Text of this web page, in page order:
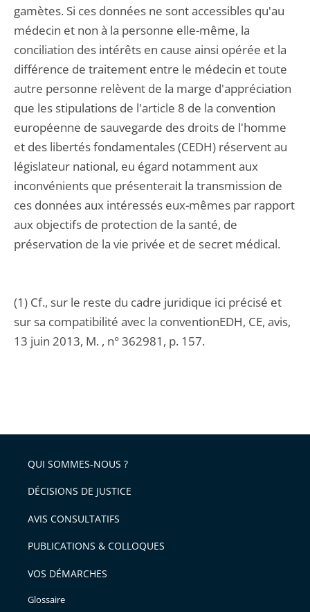
gamètes. Si ces données ne sont accessibles qu'au
médecin et non à la personne elle-même, la
conciliation des intérêts en cause ainsi opérée et la
différence de traitement entre le médecin et toute
autre personne relèvent de la marge d'appréciation
que les stipulations de l'article 8 de la convention
européenne de sauvegarde des droits de l'homme
et des libertés fondamentales (CEDH) réservent au
législateur national, eu égard notamment aux
inconvénients que présenterait la transmission de
ces données aux intéressés eux-mêmes par rapport
aux objectifs de protection de la santé, de
préservation de la vie privée et de secret médical.
(1) Cf., sur le reste du cadre juridique ici précisé et
sur sa compatibilité avec la conventionEDH, CE, avis,
13 juin 2013, M. , n° 362981, p. 157.
QUI SOMMES-NOUS ?
DÉCISIONS DE JUSTICE
AVIS CONSULTATIFS
PUBLICATIONS & COLLOQUES
VOS DÉMARCHES
Glossaire